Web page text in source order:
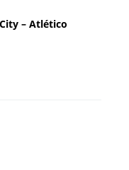
– Atlético